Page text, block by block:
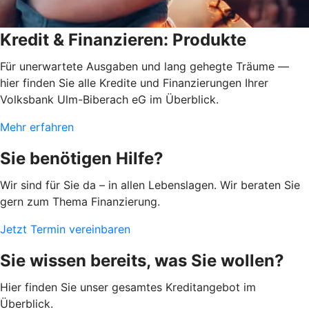
Kredit & Finanzieren: Produkte
Für unerwartete Ausgaben und lang gehegte Träume —
hier finden Sie alle Kredite und Finanzierungen Ihrer
Volksbank Ulm-Biberach eG im Überblick.
Mehr erfahren
Sie benötigen Hilfe?
Wir sind für Sie da – in allen Lebenslagen. Wir beraten Sie
gern zum Thema Finanzierung.
Jetzt Termin vereinbaren
Sie wissen bereits, was Sie wollen?
Hier finden Sie unser gesamtes Kreditangebot im
Überblick.